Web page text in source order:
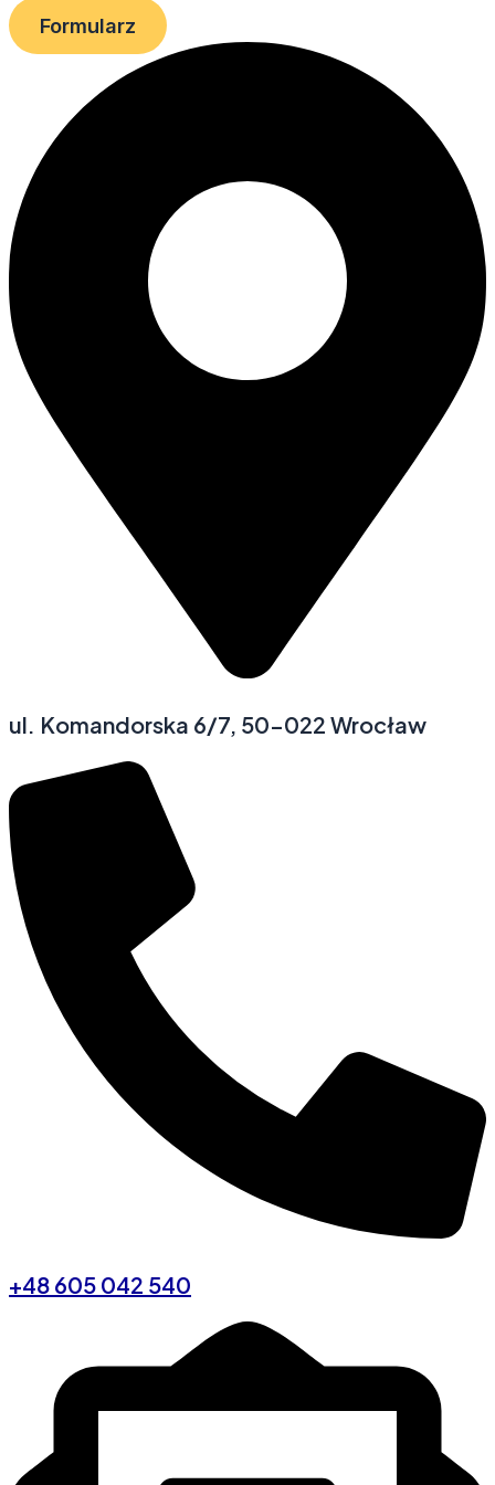
Formularz
ul. Komandorska 6/7, 50-022 Wrocław
+48 605 042 540